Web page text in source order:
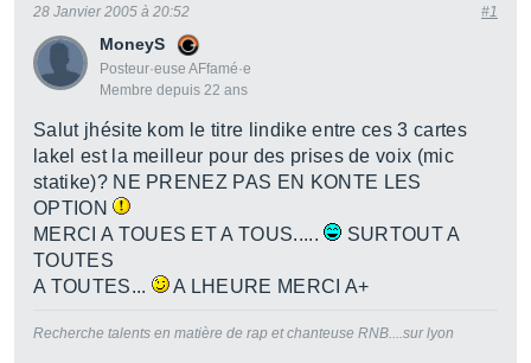
MoneyS
Posteur·euse AFfamé·e
Membre depuis 22 ans
28 Janvier 2005 à 20:52 #1
Salut jhésite kom le titre lindike entre ces 3 cartes
lakel est la meilleur pour des prises de voix (mic
statike)? NE PRENEZ PAS EN KONTE LES
OPTION
MERCI A TOUES ET A TOUS.....
SURTOUT A
TOUTES
A TOUTES...
A LHEURE MERCI A+
Recherche talents en matière de rap et chanteuse RNB....sur lyon